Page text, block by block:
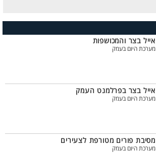
אייל בצר והמכושפות
מערכת היום בעמק
אייל בצר בפרלמנט העמק
מערכת היום בעמק
מסיבת פורים מטורפת לצעירים
מערכת היום בעמק